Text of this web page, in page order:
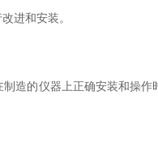
进和安装。
造的仪器上正确安装和操作